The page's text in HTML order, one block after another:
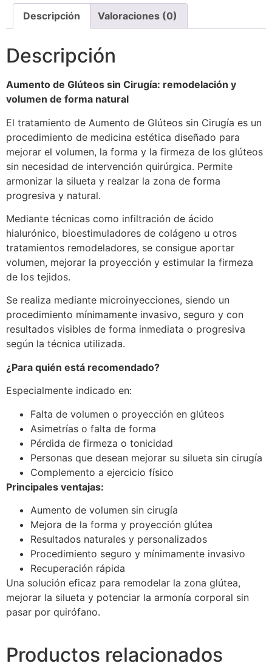
Descripción Valoraciones (0)
Descripción
Aumento de Glúteos sin Cirugía: remodelación y
volumen de forma natural
El tratamiento de Aumento de Glúteos sin Cirugía es un
procedimiento de medicina estética diseñado para
mejorar el volumen, la forma y la firmeza de los glúteos
sin necesidad de intervención quirúrgica. Permite
armonizar la silueta y realzar la zona de forma
progresiva y natural.
Mediante técnicas como infiltración de ácido
hialurónico, bioestimuladores de colágeno u otros
tratamientos remodeladores, se consigue aportar
volumen, mejorar la proyección y estimular la firmeza
de los tejidos.
Se realiza mediante microinyecciones, siendo un
procedimiento mínimamente invasivo, seguro y con
resultados visibles de forma inmediata o progresiva
según la técnica utilizada.
¿Para quién está recomendado?
Especialmente indicado en:
Falta de volumen o proyección en glúteos
Asimetrías o falta de forma
Pérdida de firmeza o tonicidad
Personas que desean mejorar su silueta sin cirugía
Complemento a ejercicio físico
Principales ventajas:
Aumento de volumen sin cirugía
Mejora de la forma y proyección glútea
Resultados naturales y personalizados
Procedimiento seguro y mínimamente invasivo
Recuperación rápida
Una solución eficaz para remodelar la zona glútea,
mejorar la silueta y potenciar la armonía corporal sin
pasar por quirófano.
Productos relacionados